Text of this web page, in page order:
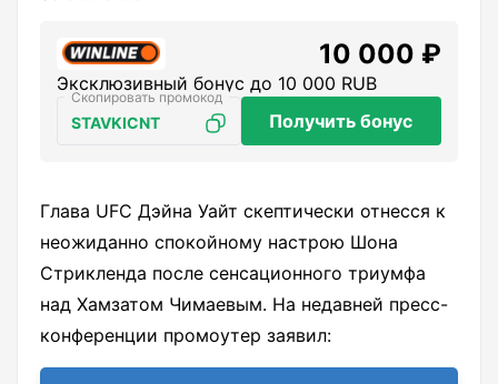
10 000 ₽
Эксклюзивный бонус до 10 000 RUB
STAVKICNT Получить бонус
Глава UFC Дэйна Уайт скептически отнесся к
неожиданно спокойному настрою Шона
Стрикленда после сенсационного триумфа
над Хамзатом Чимаевым. На недавней пресс-
конференции промоутер заявил: